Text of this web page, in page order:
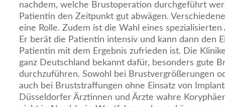
nachdem, welche Brustoperation durchgeführt
Patientin den Zeitpunkt gut abwägen.
eine Rolle. Zudem ist die Wahl eines
Er berät die Patientin intensiv und kann dann den
Patientin mit dem Ergebnis zufrieden ist. Die
ganz Deutschland bekannt dafür, besonders gute
durchzuführen. Sowohl bei Brustvergrößerungen
auch bei Bruststraffungen ohne Einsatz von
Düsseldorfer Ärztinnen und Ärzte wahre